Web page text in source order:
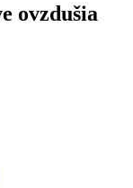
ovzdušia